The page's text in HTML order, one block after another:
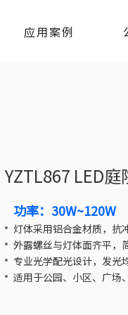
应用案例
YZTL867 LED庭
功率：30W~120W
灯体采用铝合金材质，抗
外露螺丝与灯体面齐平，
专业光学配光设计，发光
适用于公园、小区、广场